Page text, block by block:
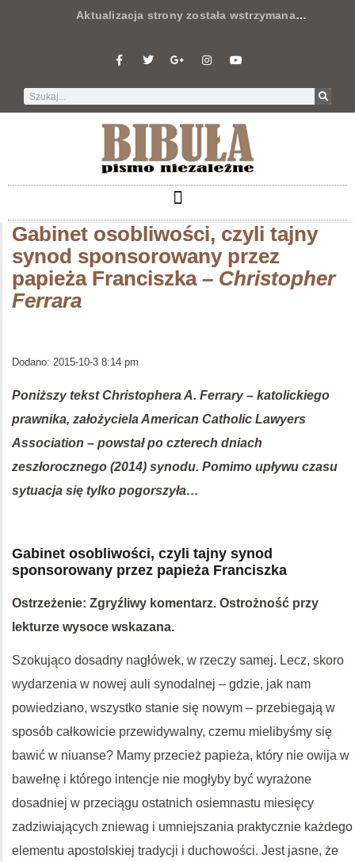
Aktualizacja strony została wstrzymana…
Gabinet osobliwości, czyli tajny
synod sponsorowany przez
papieża Franciszka – Christopher
Ferrara
Dodano: 2015-10-3 8:14 pm
Poniższy tekst Christophera A. Ferrary – katolickiego
prawnika, założyciela American Catholic Lawyers
Association – powstał po czterech dniach
zeszłorocznego (2014) synodu. Pomimo upływu czasu
sytuacja się tylko pogorszyła…
Gabinet osobliwości, czyli tajny synod
sponsorowany przez papieża Franciszka
Ostrzeżenie: Zgryźliwy komentarz. Ostrożność przy
lekturze wysoce wskazana.
Szokująco dosadny nagłówek, w rzeczy samej. Lecz, skoro
wydarzenia w nowej auli synodalnej – gdzie, jak nam
powiedziano, wszystko stanie się nowym – przebiegają w
sposób całkowicie przewidywalny, czemu mielibyśmy się
bawić w niuanse? Mamy przecież papieża, który nie owija w
bawełnę i którego intencje nie mogłyby być wyrażone
dosadniej w przeciągu ostatnich osiemnastu miesięcy
zadziwiających zniewag i umniejszania praktycznie każdego
elementu apostolskiej tradycji i duchowości. Jest jasne, że